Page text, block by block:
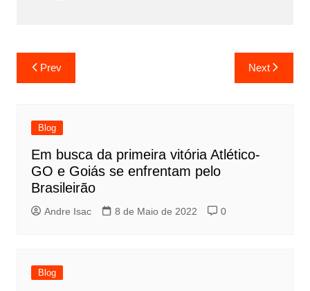
Prev Next
Blog
Em busca da primeira vitória Atlético-
GO e Goiás se enfrentam pelo
Brasileirão
Andre Isac 8 de Maio de 2022 0
Blog